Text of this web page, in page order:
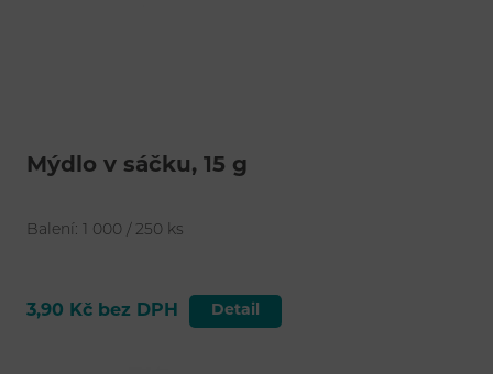
Mýdlo v sáčku, 15 g
Balení: 1 000 / 250 ks
3,90 Kč bez DPH Detail